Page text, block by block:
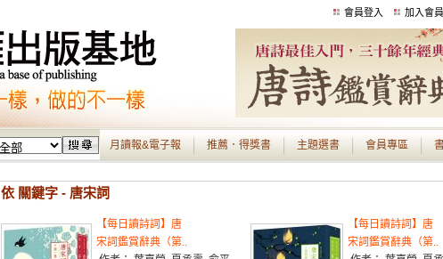
會員登入 加入會員
月讀報&電子報 推薦．得獎書 主題選書 會員專區
依 關鍵字 - 唐宋詞
【每日讀詩詞】唐
宋詞鑑賞辭典（第..
【每日讀詩詞】唐
宋詞鑑賞辭典（第..